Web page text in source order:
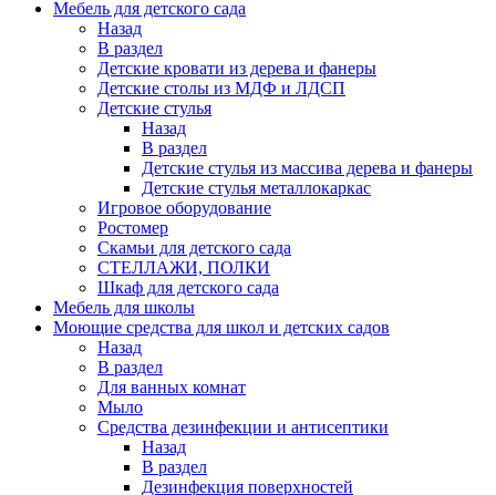
Мебель для детского сада
Назад
В раздел
Детские кровати из дерева и фанеры
Детские столы из МДФ и ЛДСП
Детские стулья
Назад
В раздел
Детские стулья из массива дерева и фанеры
Детские стулья металлокаркас
Игровое оборудование
Ростомер
Скамьи для детского сада
СТЕЛЛАЖИ, ПОЛКИ
Шкаф для детского сада
Мебель для школы
Моющие средства для школ и детских садов
Назад
В раздел
Для ванных комнат
Мыло
Средства дезинфекции и антисептики
Назад
В раздел
Дезинфекция поверхностей